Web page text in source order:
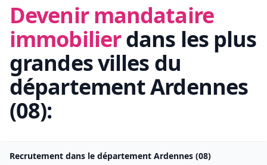
Devenir mandataire
immobilierdans les plus
grandes villes du
départementArdennes
(08):
Recrutement dans le département Ardennes (08)